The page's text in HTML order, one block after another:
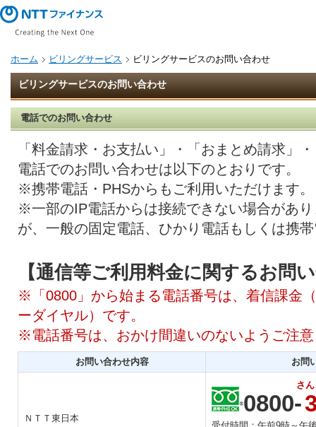
ホーム ビリングサービス ビリングサービスのお問い合わせ
ビリングサービスのお問い合わせ
電話でのお問い合わせ
「料金請求・お支払い」・「おまとめ請求」
電話でのお問い合わせは以下のとおりです。
※携帯電話・PHSからもご利用いただけます。
※一部のIP電話からは接続できない場合があ
が、一般の固定電話、ひかり電話もしくは携
通信等ご利用料金に関するお問
※「0800」から始まる電話番号は、着信課金
ーダイヤル）です。
※電話番号は、おかけ間違いのないようご注
お問い合わせ内容 お問
ＮＴＴ東日本
0800-
さ